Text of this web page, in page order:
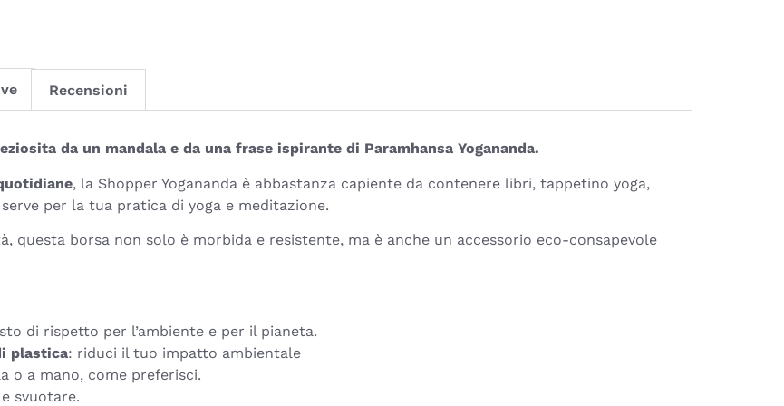
Recensioni
da un mandala e da una frase ispirante di Paramhansa Yogananda.
, la Shopper Yogananda è abbastanza capiente da contenere libri, tappetino yoga,
per la tua pratica di yoga e meditazione.
questa borsa non solo è morbida e resistente, ma è anche un accessorio eco-consapevole
di rispetto per l’ambiente e per il pianeta.
plastica: riduci il tuo impatto ambientale
o a mano, come preferisci.
svuotare.